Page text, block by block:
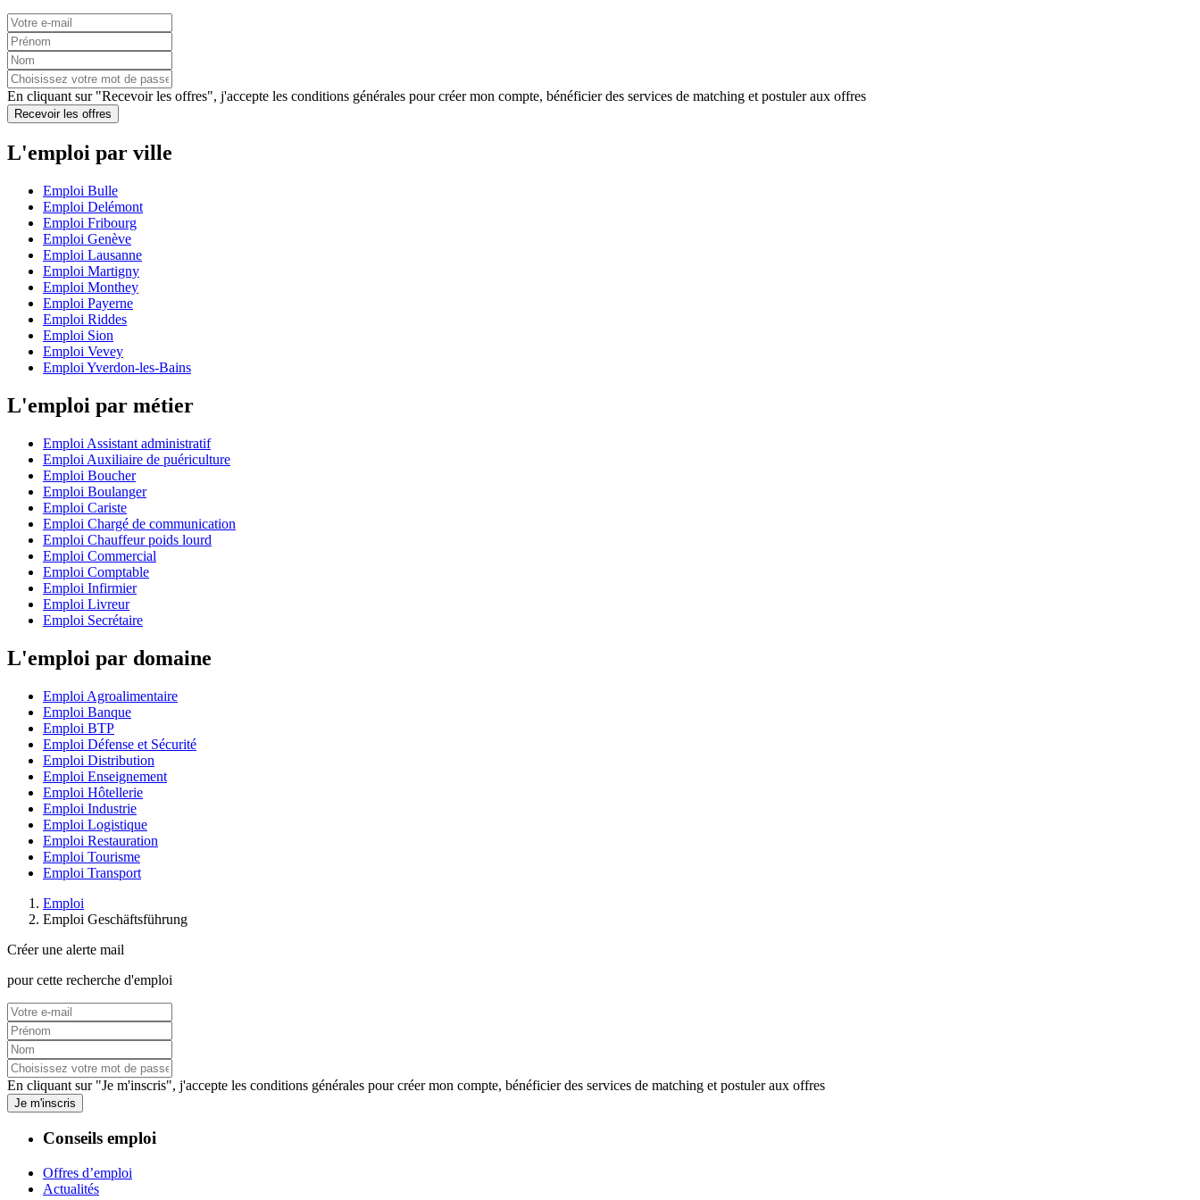
En cliquant sur "Recevoir les offres", j'accepte les conditions générales pour créer mon compte, bénéficier des services de matching et postuler aux offres
Recevoir les offres
L'emploi par ville
Emploi Bulle
Emploi Delémont
Emploi Fribourg
Emploi Genève
Emploi Lausanne
Emploi Martigny
Emploi Monthey
Emploi Payerne
Emploi Riddes
Emploi Sion
Emploi Vevey
Emploi Yverdon-les-Bains
L'emploi par métier
Emploi Assistant administratif
Emploi Auxiliaire de puériculture
Emploi Boucher
Emploi Boulanger
Emploi Cariste
Emploi Chargé de communication
Emploi Chauffeur poids lourd
Emploi Commercial
Emploi Comptable
Emploi Infirmier
Emploi Livreur
Emploi Secrétaire
L'emploi par domaine
Emploi Agroalimentaire
Emploi Banque
Emploi BTP
Emploi Défense et Sécurité
Emploi Distribution
Emploi Enseignement
Emploi Hôtellerie
Emploi Industrie
Emploi Logistique
Emploi Restauration
Emploi Tourisme
Emploi Transport
Emploi
Emploi Geschäftsführung
Créer une alerte mail
pour cette recherche d'emploi
En cliquant sur "Je m'inscris", j'accepte les conditions générales pour créer mon compte, bénéficier des services de matching et postuler aux offres
Je m'inscris
Conseils emploi
Offres d’emploi
Actualités